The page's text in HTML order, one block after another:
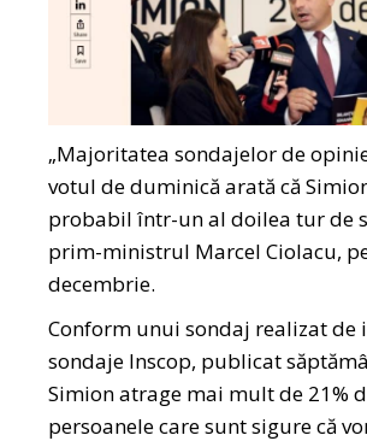
„Majoritatea sondajelor de
votul de duminică arată că
probabil într-un al doilea tur de
prim-ministrul Marcel Ciolacu,
decembrie.
Conform unui sondaj realizat
sondaje Inscop, publicat
Simion atrage mai mult de 21%
persoanele care sunt sigure că